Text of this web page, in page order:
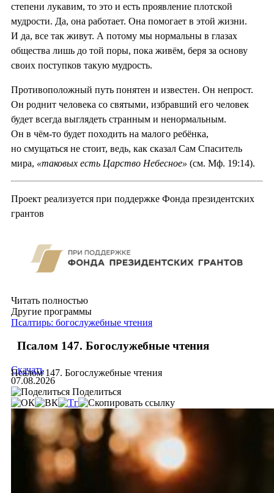
степени лукавим, то это и есть проявление плотской
мудрости. Да, она работает. Она помогает в этой жизни.
И да, все так живут. А потому мы нормальны в глазах
общества лишь до той поры, пока живём, беря за основу
своих поступков такую мудрость.
Противоположный путь понятен и известен. Он непрост.
Он роднит человека со святыми, избравший его человек
будет всегда выглядеть странным и ненормальным.
Он в чём-то будет походить на малого ребёнка,
но смущаться не стоит, ведь, как сказал Сам Спаситель
мира, «таковых есть Царство Небесное» (см. Мф. 19:14).
Проект реализуется при поддержке Фонда президентских
грантов
Читать полностью
Другие программы
Псалтирь: богослужебные чтения
Псалом 147. Богослужебные чтения
Псалом 147. Богослужебные чтения
Скачать
07.08.2026
Поделиться